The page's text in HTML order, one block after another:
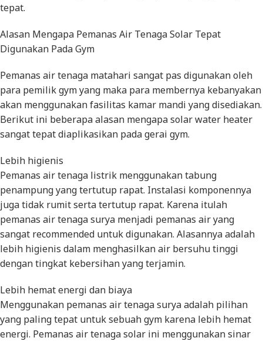
tepat.
Alasan Mengapa Pemanas Air Tenaga Solar Tepat
Digunakan Pada Gym
Pemanas air tenaga matahari sangat pas digunakan oleh
para pemilik gym yang maka para membernya kebanyakan
akan menggunakan fasilitas kamar mandi yang disediakan.
Berikut ini beberapa alasan mengapa solar water heater
sangat tepat diaplikasikan pada gerai gym.
Lebih higienis
Pemanas air tenaga listrik menggunakan tabung
penampung yang tertutup rapat. Instalasi komponennya
juga tidak rumit serta tertutup rapat. Karena itulah
pemanas air tenaga surya menjadi pemanas air yang
sangat recommended untuk digunakan. Alasannya adalah
lebih higienis dalam menghasilkan air bersuhu tinggi
dengan tingkat kebersihan yang terjamin.
Lebih hemat energi dan biaya
Menggunakan pemanas air tenaga surya adalah pilihan
yang paling tepat untuk sebuah gym karena lebih hemat
energi. Pemanas air tenaga solar ini menggunakan sinar